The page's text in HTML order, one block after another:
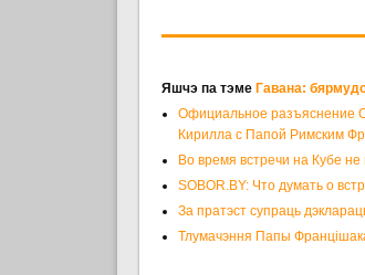
Яшчэ па тэме Гавана:
Официальное разъяснение
Кирилла с Папой Римским
Во время встречи на Кубе
SOBOR.BY: Что думать о
За пратэст супраць
Тлумачэння Папы